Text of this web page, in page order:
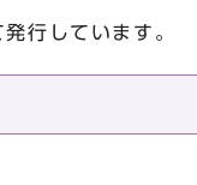
行しています。